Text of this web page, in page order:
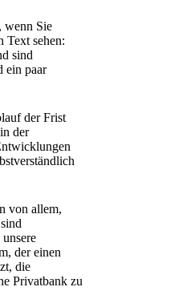
wenn Sie
Text sehen:
sind
ein paar
der Frist
der
von allem,
der einen
die
Privatbank zu